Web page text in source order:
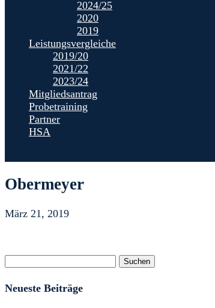
2024/25
2020
2019
Leistungsvergleiche
2019/20
2021/22
2023/24
Mitgliedsantrag
Probetraining
Partner
HSA
Obermeyer
März 21, 2019
Suchen
Neueste Beiträge